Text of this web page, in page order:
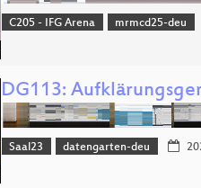
C205 - IFG Arena mrmcd25-deu
DG113:
Saal23 datengarten-deu